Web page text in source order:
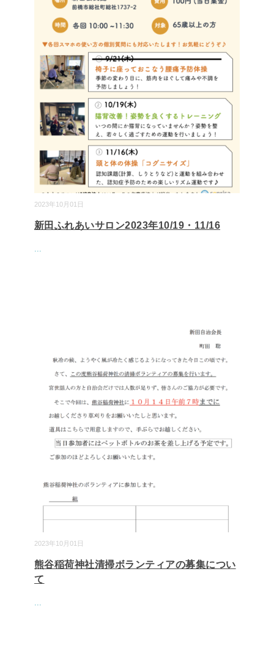
2023年10月01日
新田ふれあいサロン2023年10/19・11/16
2023年10月01日
熊谷稲荷神社清掃ボランティアの募集につい
て